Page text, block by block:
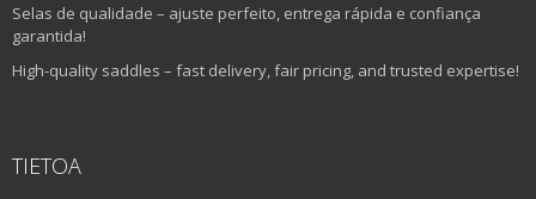
Selas de qualidade – ajuste perfeito, entrega rápida e confiança
garantida!
High-quality saddles – fast delivery, fair pricing, and trusted expertise!
TIETOA